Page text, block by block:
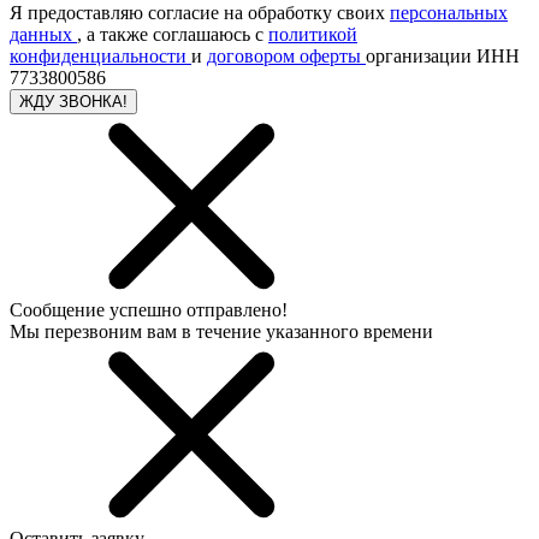
Я предоставляю согласие на обработку своих персональных
данных , а также соглашаюсь с политикой
конфиденциальности и договором оферты организации ИНН
7733800586
ЖДУ ЗВОНКА!
Сообщение успешно отправлено!
Мы перезвоним вам в течение указанного времени